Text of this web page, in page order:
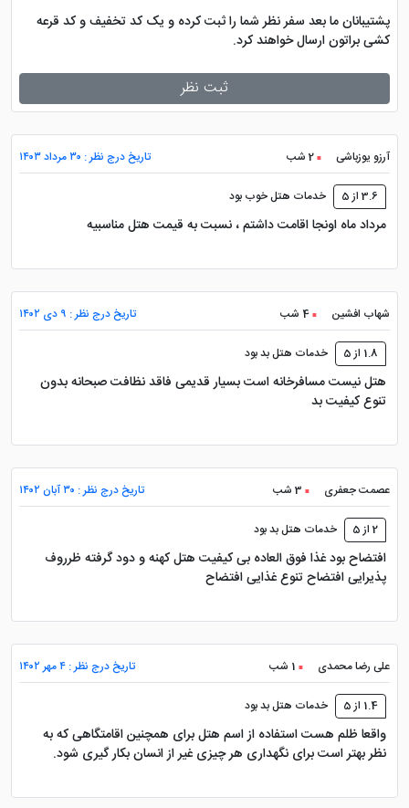
هتل نگین دارای وبسایت رسمی نیست. بنابراین برای رزرو
آنلاین می‌توانید به وبسایت پرشین هتل مراجعه کنید.
پیج هتل نگین مشهد
هتل نگین در رسانه‌های اجتماعی مانند اینستاگرام فعالیت و
پیج رسمی ندارد. بنابراین برای دنبال کردن اخبار و اطلاعات
هتل می‌توانید از سایتت پرشین هتل استفاده کنید.
همچنین برای رزرو تور با اقامت در این هتل می‌توانید از
خدمات سایت پرشین هتل بهره ببرید.
امکانات و خدمات هتل نگین مشهد
هتل نگین مشهد مجموعه‌ای از امکانات رفاهی را ارائه
است. لابی، واقع در طبقه همکف، یک مرکز رفاهی با وای فای
رایگان و مجموعه‌ای از امکانات مانند صندلی راحتی، میز،
تلویزیون، کنترل دما، سیستم‌های ایمنی مانند اعلام حریق و
خاموش‌کننده آتش، آسانسور، سرویس بهداشتی ایرانی و
خستگی‌ناپذیر در داخل لابی کار می‌کند. همچنین خدماتی
مانند تاکسی ترانسفر و گشت‌وگذار نیم روزه، بیدارباش،
خشک‌شویی، اقامت برای مهمانان معلول و غذاخوری در اتاق
ارائه می‌دهد. تیم پذیرش هتل به دلیل کمک دقیق و صبورانه
خود به تمام مهمان شهرت دارد.
پشتیبانان ما بعد سفر نظر شما را ثبت کرده و یک کد تخفیف و کد قرعه
کشی براتون ارسال خواهند کرد.
ثبت نظر
آرزو یوزباشی 2 شب تاریخ درج نظر : ۳۰ مرداد ۱۴۰۳
3.6 از 5 خدمات هتل خوب بود
مرداد ماه اونجا اقامت داشتم ، نسبت به قیمت هتل مناسبیه
شهاب افشین 4 شب تاریخ درج نظر : ۹ دی ۱۴۰۲
1.8 از 5 خدمات هتل بد بود
هتل نیست مسافرخانه است بسیار قدیمی فاقد نظافت صبحانه بدون
تنوع کیفیت بد
عصمت جعفری 3 شب تاریخ درج نظر : ۳۰ آبان ۱۴۰۲
2 از 5 خدمات هتل بد بود
افتضاح بود غذا فوق العاده بی کیفیت هتل کهنه و دود گرفته ظرروف
پذیرایی افتضاح تنوع غذایی افتضاح
علی رضا محمدی 1 شب تاریخ درج نظر : ۴ مهر ۱۴۰۲
1.4 از 5 خدمات هتل بد بود
واقعا ظلم هست استفاده از اسم هتل برای همچنین اقامتگاهی که به
نظر بهتر است برای نگهداری هر چیزی غیر از انسان بکار گیری شود.